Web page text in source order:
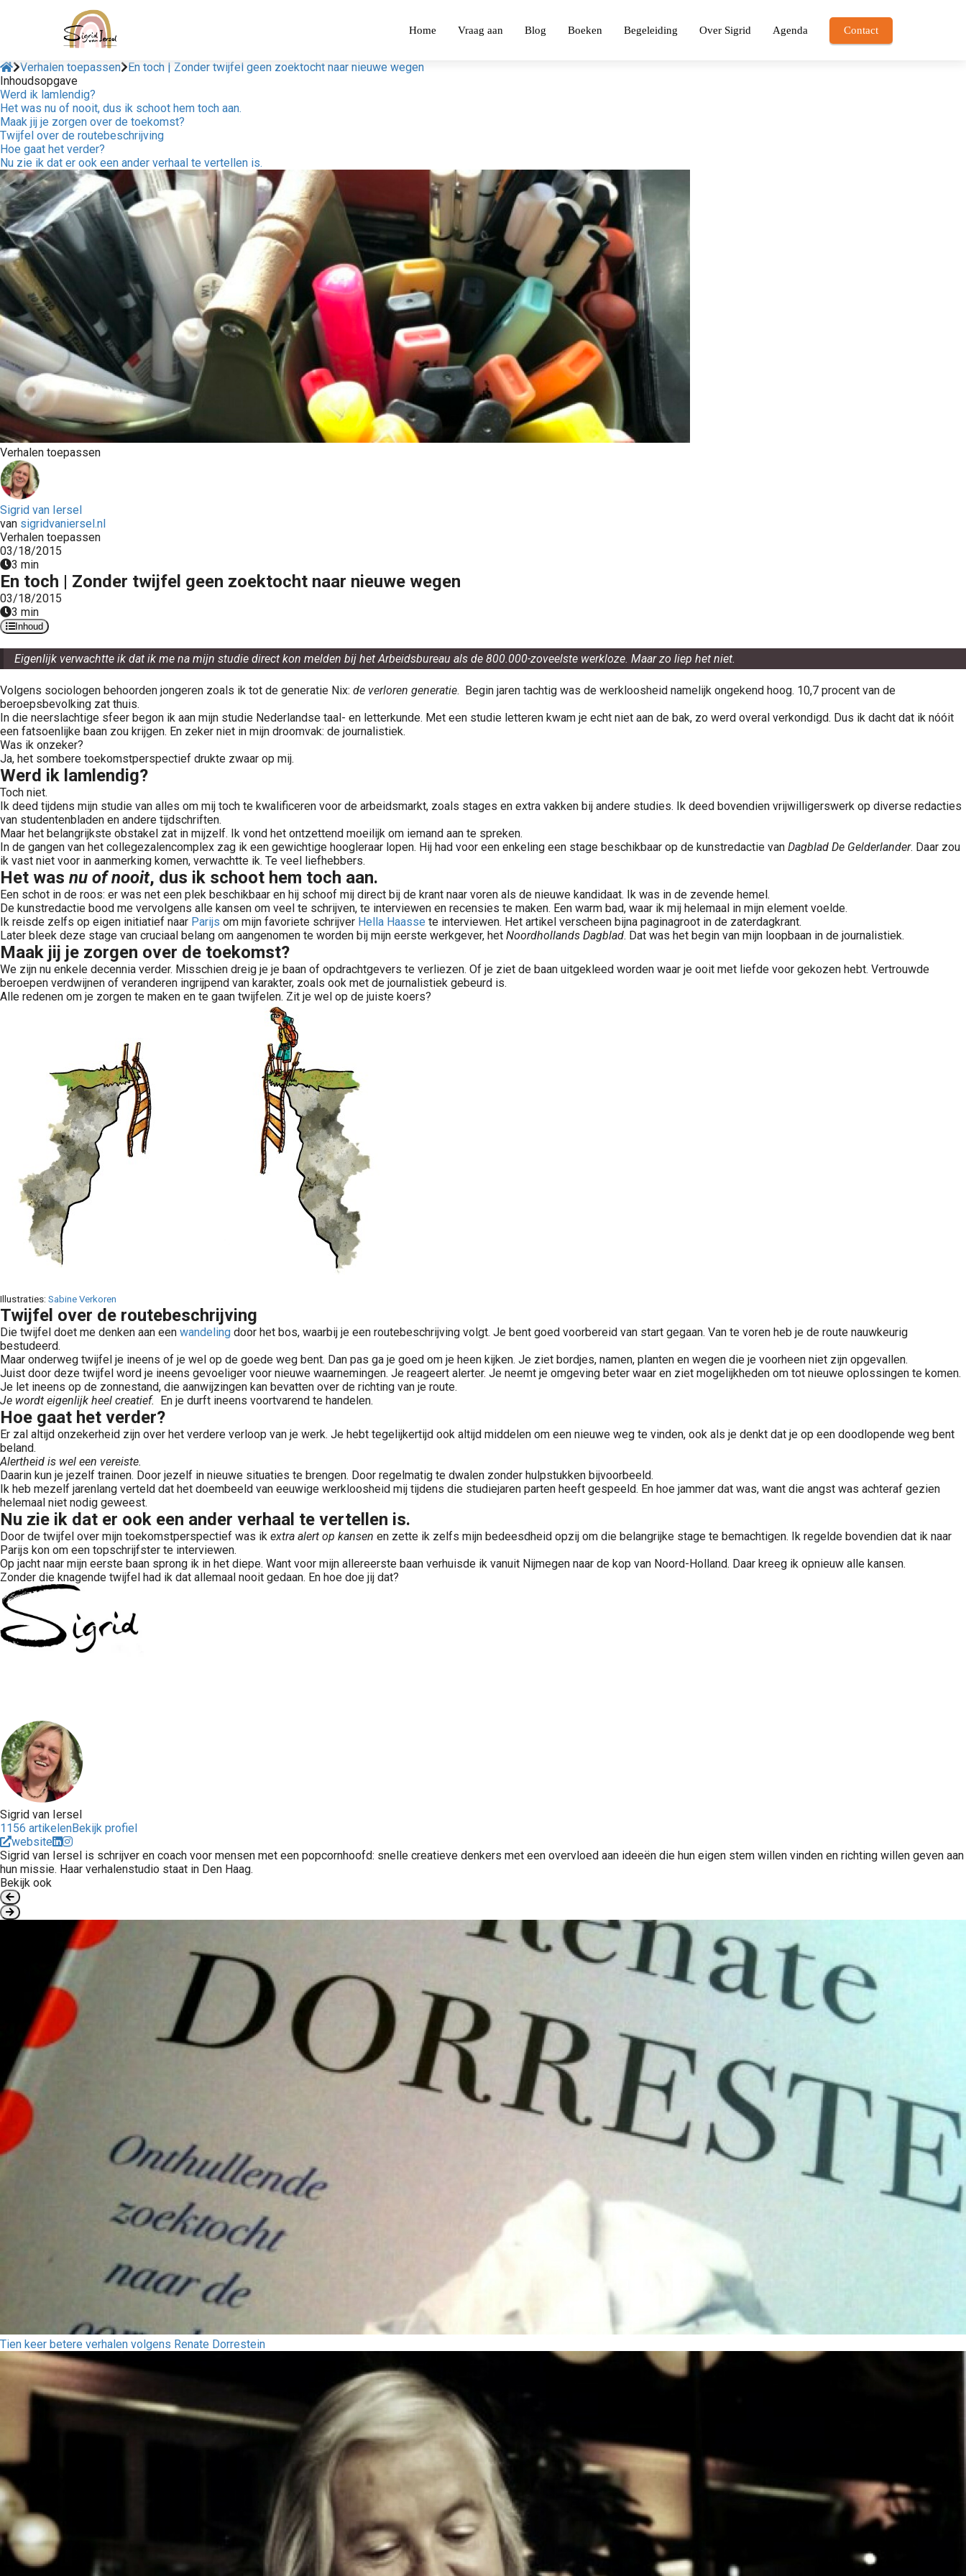
Home Vraag aan Blog Boeken Begeleiding Over Sigrid Agenda Contact
Verhalen toepassen
En toch | Zonder twijfel geen zoektocht naar nieuwe wegen
Inhoudsopgave
Werd ik lamlendig?
Het was nu of nooit, dus ik schoot hem toch aan.
Maak jij je zorgen over de toekomst?
Twijfel over de routebeschrijving
Hoe gaat het verder?
Nu zie ik dat er ook een ander verhaal te vertellen is.
Verhalen toepassen
Sigrid van Iersel
van sigridvaniersel.nl
Verhalen toepassen
03/18/2015
3 min
En toch | Zonder twijfel geen zoektocht naar nieuwe wegen
03/18/2015
3 min
Inhoud
Eigenlijk verwachtte ik dat ik me na mijn studie direct kon melden bij het Arbeidsbureau als de 800.000-zoveelste werkloze. Maar zo liep het niet.
Volgens sociologen behoorden jongeren zoals ik tot de generatie Nix: de verloren generatie. Begin jaren tachtig was de werkloosheid namelijk ongekend hoog. 10,7 procent van de
beroepsbevolking zat thuis.
In die neerslachtige sfeer begon ik aan mijn studie Nederlandse taal- en letterkunde. Met een studie letteren kwam je echt niet aan de bak, zo werd overal verkondigd. Dus ik dacht dat ik nóóit
een fatsoenlijke baan zou krijgen. En zeker niet in mijn droomvak: de journalistiek.
Was ik onzeker?
Ja, het sombere toekomstperspectief drukte zwaar op mij.
Werd ik lamlendig?
Toch niet.
Ik deed tijdens mijn studie van alles om mij toch te kwalificeren voor de arbeidsmarkt, zoals stages en extra vakken bij andere studies. Ik deed bovendien vrijwilligerswerk op diverse redacties
van studentenbladen en andere tijdschriften.
Maar het belangrijkste obstakel zat in mijzelf. Ik vond het ontzettend moeilijk om iemand aan te spreken.
In de gangen van het collegezalencomplex zag ik een gewichtige hoogleraar lopen. Hij had voor een enkeling een stage beschikbaar op de kunstredactie van Dagblad De Gelderlander. Daar zou
ik vast niet voor in aanmerking komen, verwachtte ik. Te veel liefhebbers.
Het was nu of nooit, dus ik schoot hem toch aan.
Een schot in de roos: er was net een plek beschikbaar en hij schoof mij direct bij de krant naar voren als de nieuwe kandidaat. Ik was in de zevende hemel.
De kunstredactie bood me vervolgens alle kansen om veel te schrijven, te interviewen en recensies te maken. Een warm bad, waar ik mij helemaal in mijn element voelde.
Ik reisde zelfs op eigen initiatief naar Parijs om mijn favoriete schrijver Hella Haasse te interviewen. Het artikel verscheen bijna paginagroot in de zaterdagkrant.
Later bleek deze stage van cruciaal belang om aangenomen te worden bij mijn eerste werkgever, het Noordhollands Dagblad. Dat was het begin van mijn loopbaan in de journalistiek.
Maak jij je zorgen over de toekomst?
We zijn nu enkele decennia verder. Misschien dreig je je baan of opdrachtgevers te verliezen. Of je ziet de baan uitgekleed worden waar je ooit met liefde voor gekozen hebt. Vertrouwde
beroepen verdwijnen of veranderen ingrijpend van karakter, zoals ook met de journalistiek gebeurd is.
Alle redenen om je zorgen te maken en te gaan twijfelen. Zit je wel op de juiste koers?
Illustraties: Sabine Verkoren
Twijfel over de routebeschrijving
Die twijfel doet me denken aan een wandeling door het bos, waarbij je een routebeschrijving volgt. Je bent goed voorbereid van start gegaan. Van te voren heb je de route nauwkeurig
bestudeerd.
Maar onderweg twijfel je ineens of je wel op de goede weg bent. Dan pas ga je goed om je heen kijken. Je ziet bordjes, namen, planten en wegen die je voorheen niet zijn opgevallen.
Juist door deze twijfel word je ineens gevoeliger voor nieuwe waarnemingen. Je reageert alerter. Je neemt je omgeving beter waar en ziet mogelijkheden om tot nieuwe oplossingen te komen.
Je let ineens op de zonnestand, die aanwijzingen kan bevatten over de richting van je route.
Je wordt eigenlijk heel creatief. En je durft ineens voortvarend te handelen.
Hoe gaat het verder?
Er zal altijd onzekerheid zijn over het verdere verloop van je werk. Je hebt tegelijkertijd ook altijd middelen om een nieuwe weg te vinden, ook als je denkt dat je op een doodlopende weg bent
beland.
Alertheid is wel een vereiste.
Daarin kun je jezelf trainen. Door jezelf in nieuwe situaties te brengen. Door regelmatig te dwalen zonder hulpstukken bijvoorbeeld.
Ik heb mezelf jarenlang verteld dat het doembeeld van eeuwige werkloosheid mij tijdens die studiejaren parten heeft gespeeld. En hoe jammer dat was, want die angst was achteraf gezien
helemaal niet nodig geweest.
Nu zie ik dat er ook een ander verhaal te vertellen is.
Door de twijfel over mijn toekomstperspectief was ik extra alert op kansen en zette ik zelfs mijn bedeesdheid opzij om die belangrijke stage te bemachtigen. Ik regelde bovendien dat ik naar
Parijs kon om een topschrijfster te interviewen.
Op jacht naar mijn eerste baan sprong ik in het diepe. Want voor mijn allereerste baan verhuisde ik vanuit Nijmegen naar de kop van Noord-Holland. Daar kreeg ik opnieuw alle kansen.
Zonder die knagende twijfel had ik dat allemaal nooit gedaan. En hoe doe jij dat?
Sigrid van Iersel
1156 artikelenBekijk profiel
website
Sigrid van Iersel is schrijver en coach voor mensen met een popcornhoofd: snelle creatieve denkers met een overvloed aan ideeën die hun eigen stem willen vinden en richting willen geven aan
hun missie. Haar verhalenstudio staat in Den Haag.
Bekijk ook
Tien keer betere verhalen volgens Renate Dorrestein